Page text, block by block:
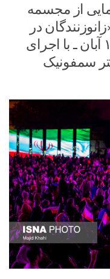
از مجسمه
در
برابر ایران»، امروز ـ جمعه ۱۶ آبان ـ با اجرای
سمفونیک